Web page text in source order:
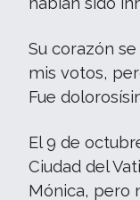
Su corazón se
mis votos,
Fue
El 9 de
Ciudad del
Mónica, pero